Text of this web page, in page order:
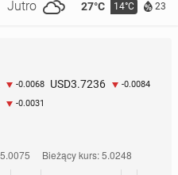
Jutro 27°C 14°C 23
-0.0068 USD3.7236 -0.0084
-0.0031